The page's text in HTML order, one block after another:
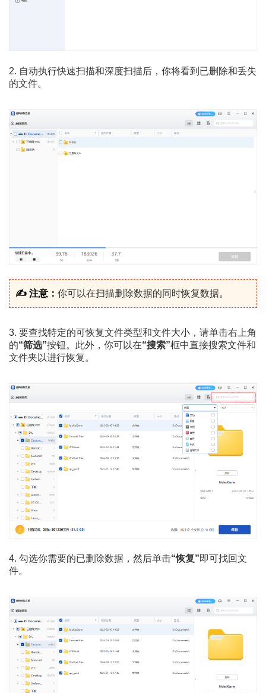
2. 自动执行快速扫描和深度扫描后，你将看到已删除和丢失
的文件。
✍ 注意： 你可以在扫描删除数据的同时恢复数据。
3. 要查找特定的可恢复文件类型和文件大小，请单击右上角
的“筛选”按钮。此外，你可以在“搜索”框中直接搜索文件和
文件夹以进行恢复。
4. 勾选你需要的已删除数据，然后单击“恢复”即可找回文
件。